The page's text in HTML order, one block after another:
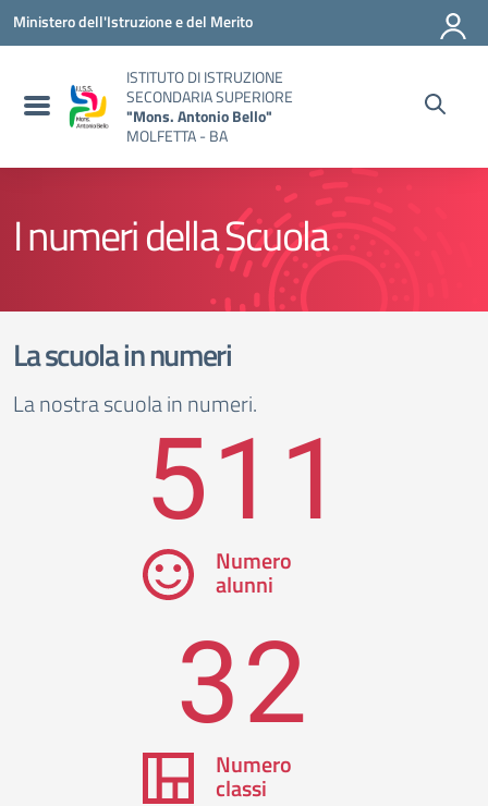
Vai ai contenuti
Vai al menu di navigazione
Vai al footer
Ministero dell'Istruzione e del Merito
ISTITUTO DI ISTRUZIONE
SECONDARIA SUPERIORE
"Mons. Antonio Bello"
MOLFETTA - BA
I numeri della Scuola
La scuola in numeri
La nostra scuola in numeri.
511
Numero
alunni
32
Numero
classi